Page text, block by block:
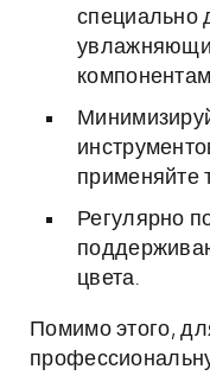
специально
применяйте
Регулярно
цвета.
Помимо этого,